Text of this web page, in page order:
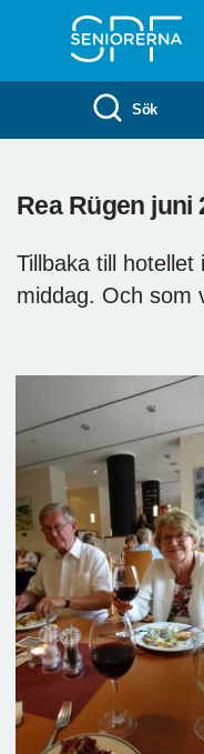
Sök
Rea Rügen juni
Tillbaka till
middag. Och som